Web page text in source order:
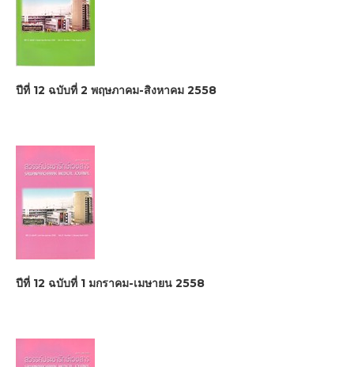
ปีที่ 12 ฉบับที่ 2 พฤษภาคม-สิงหาคม 2558
ปีที่ 12 ฉบับที่ 1 มกราคม-เมษายน 2558